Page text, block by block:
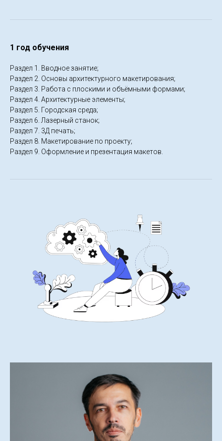
1 год обучения
Раздел 1. Вводное занятие;
Раздел 2. Основы архитектурного макетирования;
Раздел 3. Работа с плоскими и объёмными формами;
Раздел 4. Архитектурные элементы;
Раздел 5. Городская среда;
Раздел 6. Лазерный станок;
Раздел 7. 3Д печать;
Раздел 8. Макетирование по проекту;
Раздел 9. Оформление и презентация макетов.